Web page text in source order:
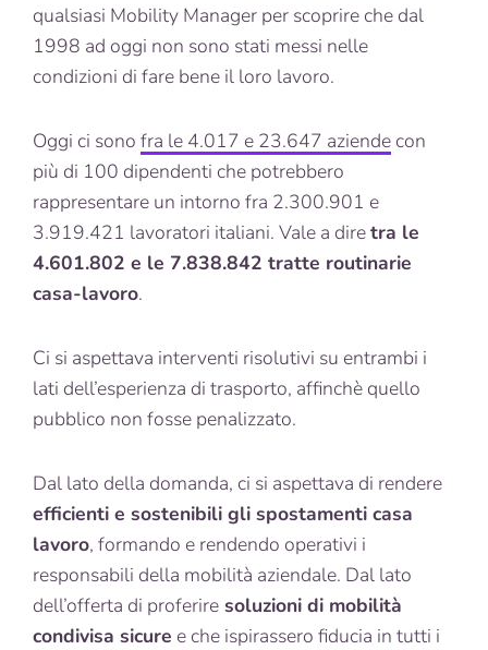
qualsiasi Mobility Manager per scoprire che dal
1998 ad oggi non sono stati messi nelle
condizioni di fare bene il loro lavoro.
Oggi ci sono fra le 4.017 e 23.647 aziende con
più di 100 dipendenti che potrebbero
rappresentare un intorno fra 2.300.901 e
3.919.421 lavoratori italiani. Vale a diretra le
4.601.802 e le 7.838.842 tratte routinarie
casa-lavoro.
Ci si aspettava interventi risolutivi su entrambi i
lati dell’esperienza di trasporto, affinchè quello
pubblico non fosse penalizzato.
Dal lato della domanda, ci si aspettava di rendere
efficienti e sostenibili gli spostamenti casa
lavoro, formando e rendendo operativi i
responsabili della mobilità aziendale. Dal lato
dell’offerta di proferire soluzioni di mobilità
condivisa sicure e che ispirassero fiducia in tutti i